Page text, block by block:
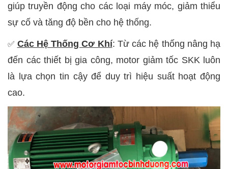
giúp truyền động cho các loại máy móc, giảm thiểu
sự cố và tăng độ bền cho hệ thống.
✅ Các Hệ Thống Cơ Khí: Từ các hệ thống nâng hạ
đến các thiết bị gia công, motor giảm tốc SKK luôn
là lựa chọn tin cậy để duy trì hiệu suất hoạt động
cao.